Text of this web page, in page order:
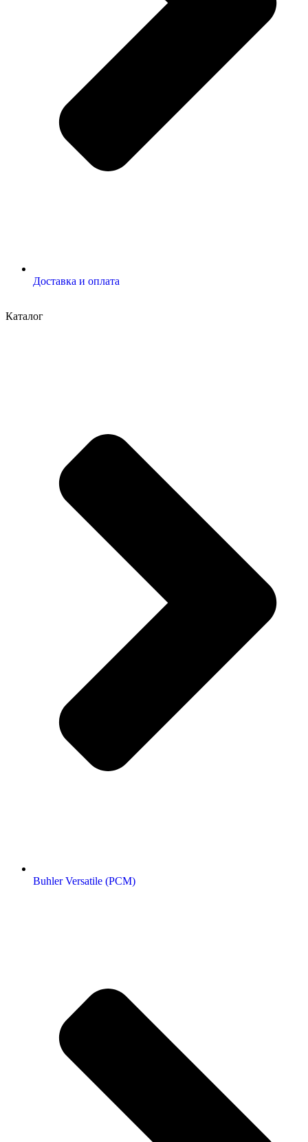
Доставка и оплата
Каталог
Buhler Versatile (РСМ)